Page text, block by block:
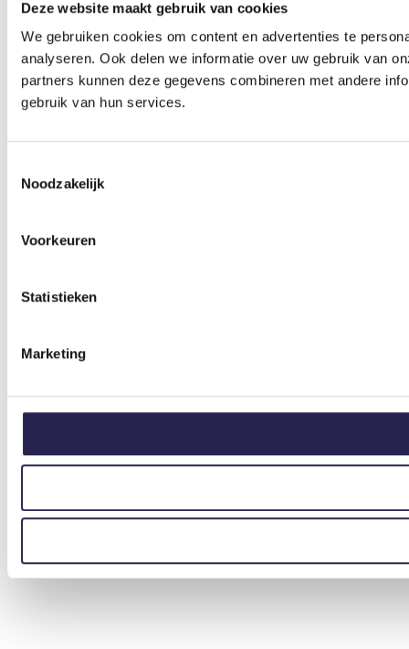
Deze website maakt gebruik van cookies
We gebruiken cookies om content en advertenties te
analyseren. Ook delen we informatie over uw gebruik van
partners kunnen deze gegevens combineren met andere
gebruik van hun services.
Noodzakelijk
Voorkeuren
Statistieken
Marketing